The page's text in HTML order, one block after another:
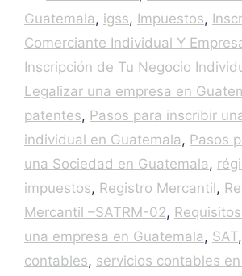
Guatemala, igss, Impuestos,
Comerciante Individual Y
Inscripción de Tu Negocio
Legalizar una empresa en
patentes, Pasos para inscribir
individual en Guatemala, Pasos
una Sociedad en Guatemala,
impuestos, Registro Mercantil,
Mercantil –SATRM-02,
una empresa en Guatemala, SAT,
contables, servicios contables